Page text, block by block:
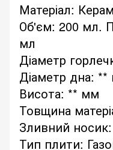
Матеріал:
Об'єм: 200 мл.
мл
Діаметр
Діаметр дна:
Висота: ** мм
Товщина
Зливний
Тип плити: